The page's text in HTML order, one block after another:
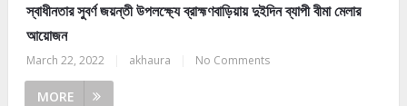
স্বাধীনতার সুবর্ণ জয়ন্তী উপলক্ষ্যে ব্রাহ্মণবাড়িয়ায় দুইদিন ব্যাপী বীমা মেলার
আয়োজন
March 22, 2022 akhaura No Comments
MORE